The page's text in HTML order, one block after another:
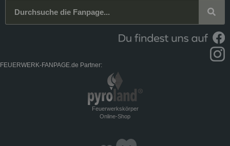
FEUERWERK-FANPAGE.de Partner:
Feuerwerkskörper
Online-Shop